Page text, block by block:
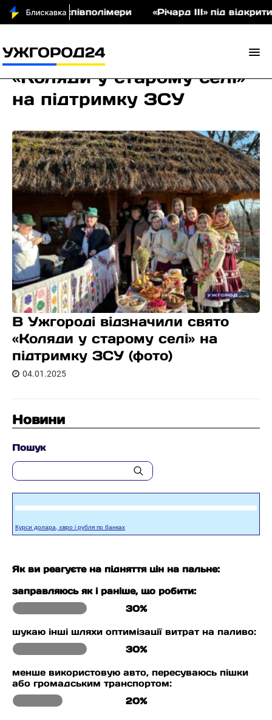
співполімери «Річард ІІІ» під
«Коляди у старому селі»
на підтримку ЗСУ
В Ужгороді відзначили свято
«Коляди у старому селі» на
підтримку ЗСУ (фото)
04.01.2025
Новини
Пошук
Курси долара, євро і рубля по банках
Як ви реагуєте на підняття цін на пальне:
заправляюсь як і раніше, що робити:
30%
шукаю інші шляхи оптимізації витрат на паливо:
30%
менше використовую авто, пересуваюсь пішки
або громадським транспортом:
20%